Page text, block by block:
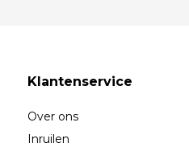
Klantenservice
Over ons
Inruilen